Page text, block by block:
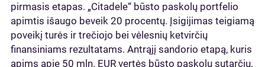
pirmasis etapas. „Citadele“ būsto paskolų portfelio
apimtis išaugo beveik 20 procentų. Įsigijimas teigiamą
poveikį turės ir trečiojo bei vėlesnių ketvirčių
finansiniams rezultatams. Antrąjį sandorio etapą, kuris
apims apie 50 mln. EUR vertės būsto paskolų sutarčių,